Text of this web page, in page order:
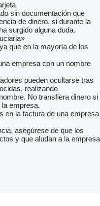
sin documentación que
de dinero, si durante la
surgido alguna duda.
que en la mayoría de los
empresa con un nombre
pueden ocultarse tras
realizando
No transfiera dinero si
empresa.
en la factura de una empresa
asegúrese de que los
y que aludan a la empresa